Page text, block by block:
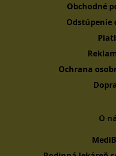
Obchodné
Odstúpenie
Ochrana
O